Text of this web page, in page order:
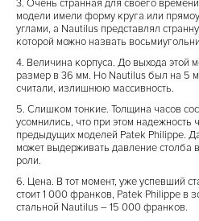
3. Очень странная для своего
модели имели форму круга или
углами, а Nautilus представлял
которой можно назвать
4. Величина корпуса. До выхода этой
размер в 36 мм. Но Nautilus был на 5
считали, излишнюю массивность.
5. Слишком тонкие. Толщина часов
усомнились, что при этом надежность
предыдущих моделей Patek Philippe.
может выдерживать давление столба
роли.
6. Цена. В тот момент, уже успевший
стоит 1 000 франков, Patek Philippe в
стальной Nautilus – 15 000 франков.